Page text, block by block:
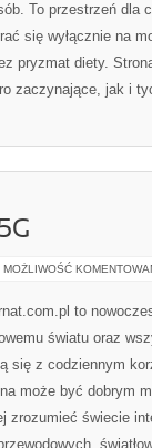
To przestrzeń dla
się wyłącznie na
pryzmat diety.
zaczynające, jak i
MOŻLIWOŚĆ
to
światu oraz
się z codziennym
może być dobrym
zrozumieć świecie